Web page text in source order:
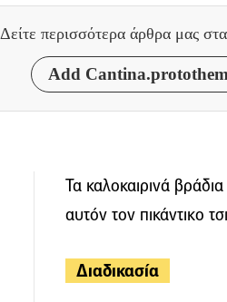
Δείτε περισσότερα άρθρα μας
Add
Τα καλοκαιρινά βράδια
αυτόν τον πικάντικο
Διαδικασία